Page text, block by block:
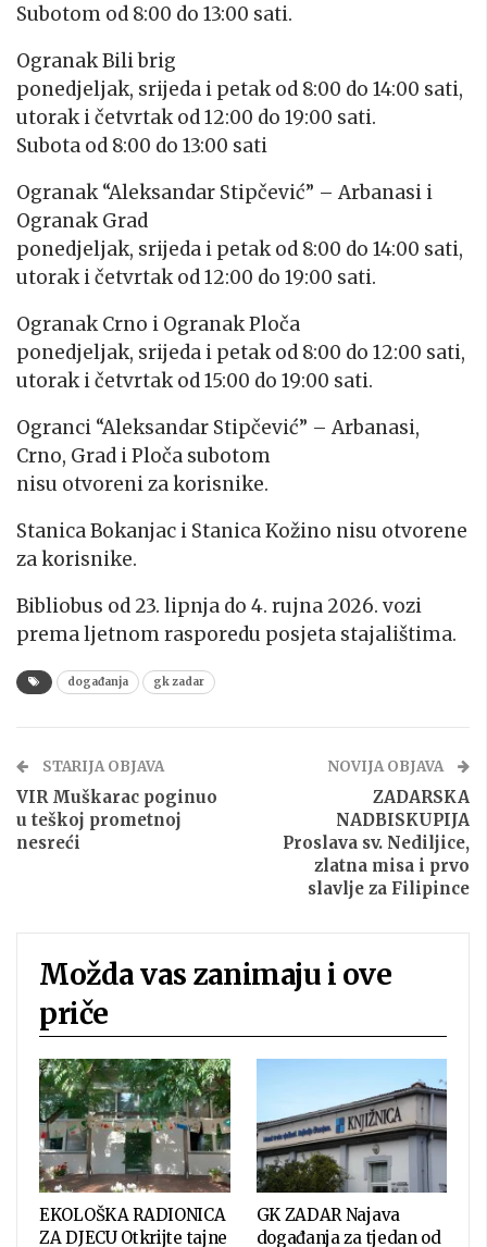
Subotom od 8:00 do 13:00 sati.
Ogranak Bili brig
ponedjeljak, srijeda i petak od 8:00 do 14:00 sati,
utorak i četvrtak od 12:00 do 19:00 sati.
Subota od 8:00 do 13:00 sati
Ogranak “Aleksandar Stipčević” – Arbanasi i
Ogranak Grad
ponedjeljak, srijeda i petak od 8:00 do 14:00 sati,
utorak i četvrtak od 12:00 do 19:00 sati.
Ogranak Crno i Ogranak Ploča
ponedjeljak, srijeda i petak od 8:00 do 12:00 sati,
utorak i četvrtak od 15:00 do 19:00 sati.
Ogranci “Aleksandar Stipčević” – Arbanasi,
Crno, Grad i Ploča subotom
nisu otvoreni za korisnike.
Stanica Bokanjac i Stanica Kožino nisu otvorene
za korisnike.
Bibliobus od 23. lipnja do 4. rujna 2026. vozi
prema ljetnom rasporedu posjeta stajalištima.
događanja gk zadar
STARIJA OBJAVA
VIR Muškarac poginuo
u teškoj prometnoj
nesreći
NOVIJA OBJAVA
ZADARSKA
NADBISKUPIJA
Proslava sv. Nediljice,
zlatna misa i prvo
slavlje za Filipince
Možda vas zanimaju i ove
priče
EKOLOŠKA RADIONICA
ZA DJECU Otkrijte tajne
GK ZADAR Najava
događanja za tjedan od